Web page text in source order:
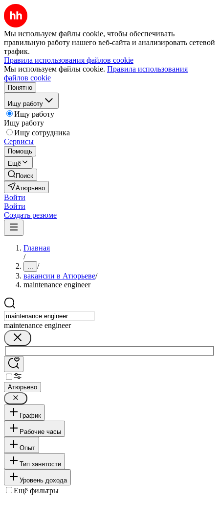
Мы используем файлы cookie, чтобы обеспечивать
правильную работу нашего веб-сайта и анализировать сетевой
трафик.
Правила использования файлов cookie
Мы используем файлы cookie. Правила использования
файлов cookie
Понятно
Ищу работу
Ищу работу
Ищу работу
Ищу сотрудника
Сервисы
Помощь
Ещё
Поиск
Атюрьево
Войти
Войти
Создать резюме
Главная
/
... /
вакансии в Атюрьеве/
maintenance engineer
maintenance engineer
Атюрьево
График
Рабочие часы
Опыт
Тип занятости
Уровень дохода
Ещё фильтры